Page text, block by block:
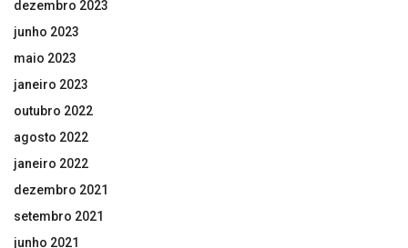
dezembro 2023
junho 2023
maio 2023
janeiro 2023
outubro 2022
agosto 2022
janeiro 2022
dezembro 2021
setembro 2021
junho 2021